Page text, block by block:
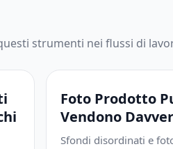
strumenti nei flussi di
Foto Prodotto
Vendono
Sfondi disordinati e